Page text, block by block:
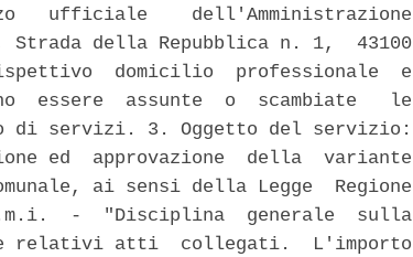
ufficiale    dell'Amministrazione
Strada della Repubblica n. 1,  43100
domicilio  professionale  e
essere  assunte  o  scambiate   le
di servizi. 3. Oggetto del servizio:
ed  approvazione  della  variante
ai sensi della Legge  Regione
s.m.i.  -  "Disciplina  generale  sulla
relativi atti  collegati.  L'importo